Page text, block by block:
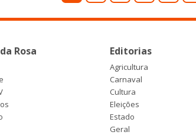
Rosa Editorias
Agricultura
Carnaval
Cultura
Eleições
Estado
Geral